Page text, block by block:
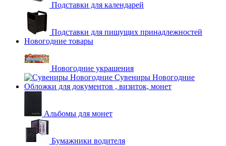
Подставки для календарей
Подставки для пишущих принадлежностей
Новогодние товары
Новогодние украшения
Сувениры Новогодние
Обложки для документов , визиток, монет
Альбомы для монет
Бумажники водителя